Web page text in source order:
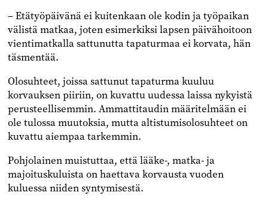
– Etätyöpäivänä ei kuitenkaan ole kodin ja työpaikan
välistä matkaa, joten esimerkiksi lapsen päivähoitoon
vientimatkalla sattunutta tapaturmaa ei korvata, hän
täsmentää.
Olosuhteet, joissa sattunut tapaturma kuuluu
korvauksen piiriin, on kuvattu uudessa laissa nykyistä
perusteellisemmin. Ammattitaudin määritelmään ei
ole tulossa muutoksia, mutta altistumisolosuhteet on
kuvattu aiempaa tarkemmin.
Pohjolainen muistuttaa, että lääke-, matka- ja
majoituskuluista on haettava korvausta vuoden
kuluessa niiden syntymisestä.